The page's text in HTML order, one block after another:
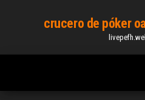
content
crucero de póker